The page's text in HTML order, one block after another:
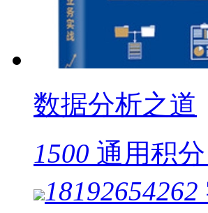
数据分析之道
1500 通用积分
18192654262